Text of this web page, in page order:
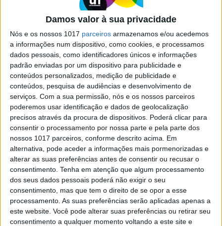
Damos valor à sua privacidade
Nós e os nossos 1017 parceiros armazenamos e/ou acedemos
a informações num dispositivo, como cookies, e processamos
dados pessoais, como identificadores únicos e informações
padrão enviadas por um dispositivo para publicidade e
conteúdos personalizados, medição de publicidade e
conteúdos, pesquisa de audiências e desenvolvimento de
serviços. Com a sua permissão, nós e os nossos parceiros
poderemos usar identificação e dados de geolocalização
precisos através da procura de dispositivos. Poderá clicar para
consentir o processamento por nossa parte e pela parte dos
nossos 1017 parceiros, conforme descrito acima. Em
alternativa, pode aceder a informações mais pormenorizadas e
alterar as suas preferências antes de consentir ou recusar o
consentimento. Tenha em atenção que algum processamento
dos seus dados pessoais poderá não exigir o seu
consentimento, mas que tem o direito de se opor a esse
processamento. As suas preferências serão aplicadas apenas a
este website. Você pode alterar suas preferências ou retirar seu
consentimento a qualquer momento voltando a este site e
MUNDO
Especialista em assuntos africanos
não tem dúvidas de que João
Lourenço "rasgou" acordo com José
Eduardo dos Santos
O diretor do Programa Africano no instituto de
estudos britânico Chatham House considerou
esta quarta-feira que a onda de exonerações em
Angola demonstra que o novo Presidente
"rasgou o acordo de compromisso" negociado
com o seu antecessor